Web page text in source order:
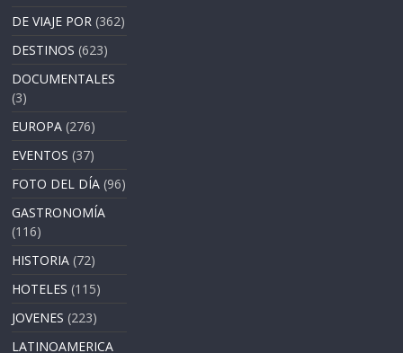
DE VIAJE POR (362)
DESTINOS (623)
DOCUMENTALES
(3)
EUROPA (276)
EVENTOS (37)
FOTO DEL DÍA (96)
GASTRONOMÍA
(116)
HISTORIA (72)
HOTELES (115)
JOVENES (223)
LATINOAMERICA